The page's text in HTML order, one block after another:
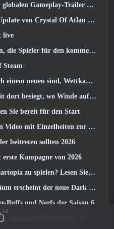
Trailer zu MapleStory Classic World
Of Atlan erhöht die Levelobergrenze auf 70
live
Frostreaver-Server von EverQuest gewählt haben
Steam
geschlossene Betatest von Freestyle Football 2 Ist auf dem Weg
wo Winde aufeinander treffen
Sie bereit für den Start
„ehrgeizigen Reihe von Inhaltsaktualisierungen“
beitreten sollten 2026
Kampagne von 2026
zu spielen? Lesen Sie dies zuerst
neue Dark Lancer von Blade & Soul Neo
Buffs und Nerfs der Saison 6
zum Monetarisierungssystem des Spiels
10